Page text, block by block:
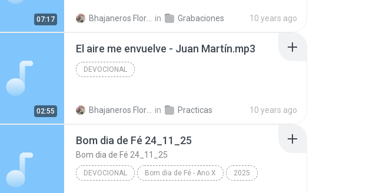
07:17 in Grabaciones 10 years ago
02:55
El aire me envuelve - Juan Martín.mp3
DEVOCIONAL
in Practicas 10 years ago
Bom dia de Fé 24_11_25
Bom dia de Fé 24_11_25
DEVOCIONAL Bom dia de Fé - Ano X 2025